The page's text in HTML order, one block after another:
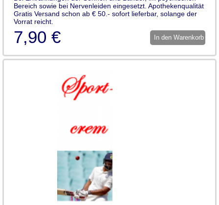
Bereich sowie bei Nervenleiden eingesetzt. Apothekenqualität
Gratis Versand schon ab € 50.- sofort lieferbar, solange der
Vorrat reicht.
7,90 € In den Warenkorb